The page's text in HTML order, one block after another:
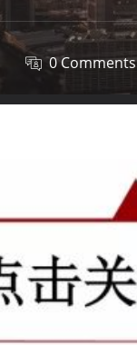
0 Comments